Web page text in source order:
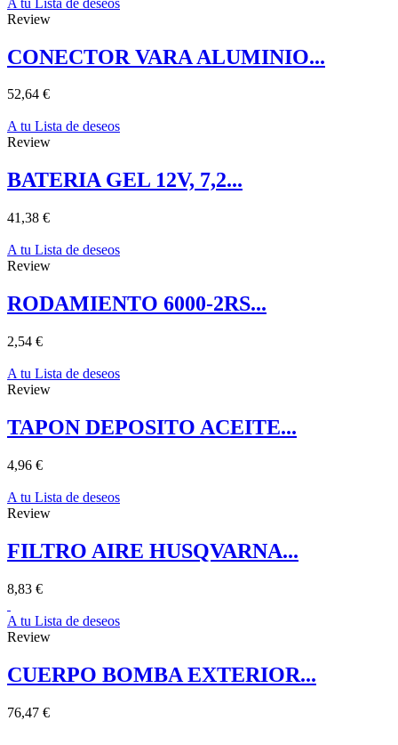
Review
CONECTOR VARA ALUMINIO...
52,64 €
A tu Lista de deseos
Review
BATERIA GEL 12V, 7,2...
41,38 €
A tu Lista de deseos
Review
RODAMIENTO 6000-2RS...
2,54 €
A tu Lista de deseos
Review
TAPON DEPOSITO ACEITE...
4,96 €
A tu Lista de deseos
Review
FILTRO AIRE HUSQVARNA...
8,83 €
A tu Lista de deseos
Review
CUERPO BOMBA EXTERIOR...
76,47 €